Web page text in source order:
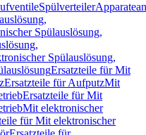
Spülverteiler
Spülauslösung,
Spülauslösung,
Ersatzteile für Mit
Ersatzteile für AufputzMit
Ersatzteile für Mit
Mit elektronischer
für Mit elektronischer